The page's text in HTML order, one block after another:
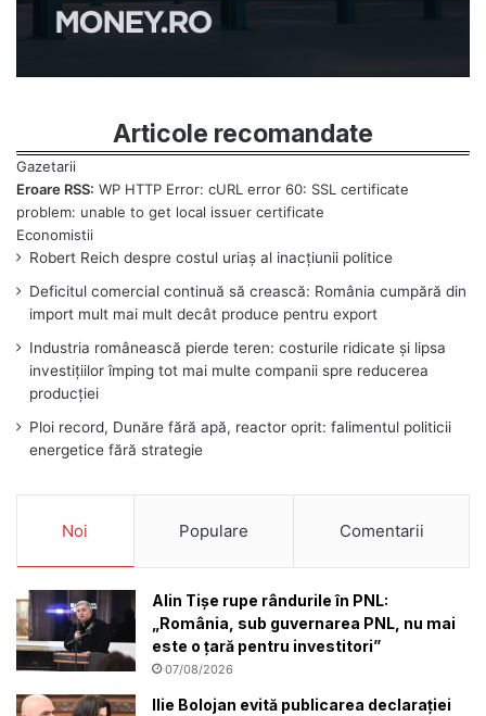
Articole recomandate
Eroare RSS: WP HTTP Error: cURL error 60: SSL certificate
problem: unable to get local issuer certificate
Robert Reich despre costul uriaș al inacțiunii politice
Deficitul comercial continuă să crească: România cumpără din
import mult mai mult decât produce pentru export
Industria românească pierde teren: costurile ridicate și lipsa
investițiilor împing tot mai multe companii spre reducerea
producției
Ploi record, Dunăre fără apă, reactor oprit: falimentul politicii
energetice fără strategie
Noi Populare Comentarii
Alin Tișe rupe rândurile în PNL:
„România, sub guvernarea PNL, nu mai
este o țară pentru investitori”
07/08/2026
Ilie Bolojan evită publicarea declarației